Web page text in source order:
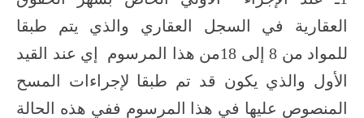
العقارية في السجل العقاري والذي يتم طبقا
للمواد من 8 إلى 18من هذا المرسوم إي عند القيد
الأول والذي يكون قد تم طبقا لإجراءات المسح
المنصوص عليها في هذا المرسوم ففي هذه الحالة